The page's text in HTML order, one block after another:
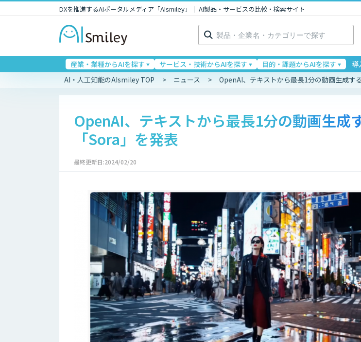
DXを推進するAIポータルメディア「AIsmiley」｜ AI製品・サービスの比較・検索サイト
検
索:
産業・業種からAIを探す サービス・技術からAIを探す 目的・課題からAIを探す 導
AI・人工知能のAIsmiley TOP ニュース OpenAI、テキストから最長1分の動画生成す
OpenAI、テキストから最長1分の動画生成
「Sora」を発表
最終更新日:2024/02/20